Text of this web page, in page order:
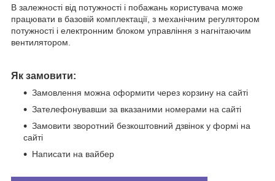
В залежності від потужності і побажань користувача може
працювати в базовій комплектації, з механічним регулятором
потужності і електронним блоком управління з нагнітаючим
вентилятором.
Як замовити:
Замовлення можна оформити через корзину на сайті
Зателефонувавши за вказаними номерами на сайті
Замовити зворотний безкоштовний дзвінок у формі на
сайті
Написати на вайбер